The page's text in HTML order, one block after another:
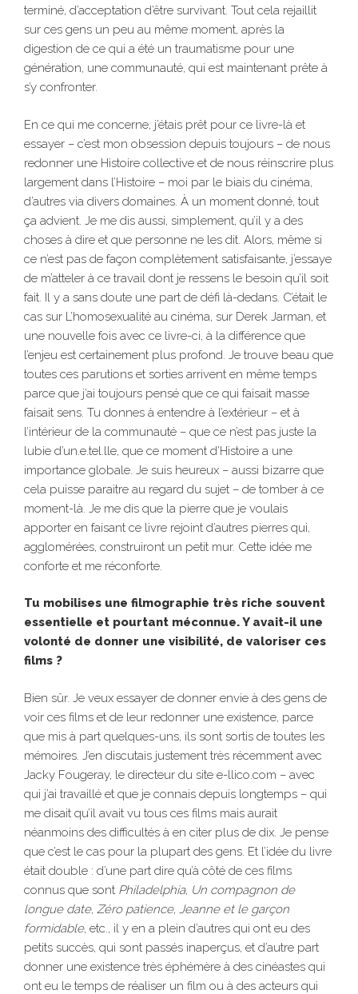
terminé, d’acceptation d’être survivant. Tout cela rejaillit
sur ces gens un peu au même moment, après la
digestion de ce qui a été un traumatisme pour une
génération, une communauté, qui est maintenant prête à
s’y confronter.
En ce qui me concerne, j’étais prêt pour ce livre-là et
essayer – c’est mon obsession depuis toujours – de nous
redonner une Histoire collective et de nous réinscrire plus
largement dans l’Histoire – moi par le biais du cinéma,
d’autres via divers domaines. À un moment donné, tout
ça advient. Je me dis aussi, simplement, qu’il y a des
choses à dire et que personne ne les dit. Alors, même si
ce n’est pas de façon complètement satisfaisante, j’essaye
de m’atteler à ce travail dont je ressens le besoin qu’il soit
fait. Il y a sans doute une part de défi là-dedans. C’était le
cas sur L’homosexualité au cinéma, sur Derek Jarman, et
une nouvelle fois avec ce livre-ci, à la différence que
l’enjeu est certainement plus profond. Je trouve beau que
toutes ces parutions et sorties arrivent en même temps
parce que j’ai toujours pensé que ce qui faisait masse
faisait sens. Tu donnes à entendre à l’extérieur – et à
l’intérieur de la communauté – que ce n’est pas juste la
lubie d’un.e.tel.lle, que ce moment d’Histoire a une
importance globale. Je suis heureux – aussi bizarre que
cela puisse paraitre au regard du sujet – de tomber à ce
moment-là. Je me dis que la pierre que je voulais
apporter en faisant ce livre rejoint d’autres pierres qui,
agglomérées, construiront un petit mur. Cette idée me
conforte et me réconforte.
Tu mobilises une filmographie très riche souvent
essentielle et pourtant méconnue. Y avait-il une
volonté de donner une visibilité, de valoriser ces
films ?
Bien sûr. Je veux essayer de donner envie à des gens de
voir ces films et de leur redonner une existence, parce
que mis à part quelques-uns, ils sont sortis de toutes les
mémoires. J’en discutais justement très récemment avec
Jacky Fougeray, le directeur du site e-llico.com – avec
qui j’ai travaillé et que je connais depuis longtemps – qui
me disait qu’il avait vu tous ces films mais aurait
néanmoins des difficultés à en citer plus de dix. Je pense
que c’est le cas pour la plupart des gens. Et l’idée du livre
était double : d’une part dire qu’à côté de ces films
connus que sont Philadelphia, Un compagnon de
longue date, Zéro patience, Jeanne et le garçon
formidable, etc., il y en a plein d’autres qui ont eu des
petits succès, qui sont passés inaperçus, et d’autre part
donner une existence très éphémère à des cinéastes qui
ont eu le temps de réaliser un film ou à des acteurs qui